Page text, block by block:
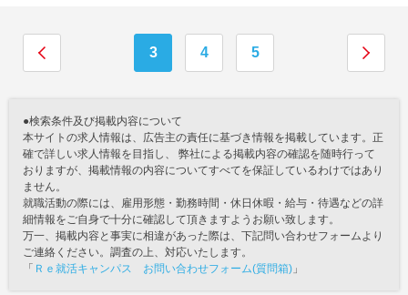
3 4 5
●検索条件及び掲載内容について
本サイトの求人情報は、広告主の責任に基づき情報を掲載しています。正
確で詳しい求人情報を目指し、 弊社による掲載内容の確認を随時行って
おりますが、掲載情報の内容についてすべてを保証しているわけではあり
ません。
就職活動の際には、雇用形態・勤務時間・休日休暇・給与・待遇などの詳
細情報をご自身で十分に確認して頂きますようお願い致します。
万一、掲載内容と事実に相違があった際は、下記問い合わせフォームより
ご連絡ください。調査の上、対応いたします。
「 Ｒｅ就活キャンパス お問い合わせフォーム(質問箱) 」